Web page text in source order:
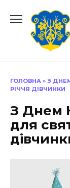
до
ГОЛОВНА » З
РІЧЧЯ ДІВЧИНКИ
З Днем
для